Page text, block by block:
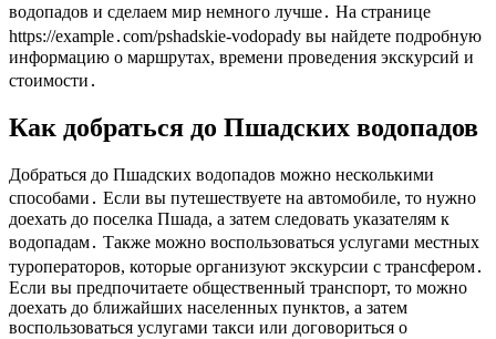
водопадов и сделаем мир немного лучше․ На странице
https://example․com/pshadskie-vodopady вы найдете подробную
информацию о маршрутах, времени проведения экскурсий и
стоимости․
Как добраться до Пшадских водопадов
Добраться до Пшадских водопадов можно несколькими
способами․ Если вы путешествуете на автомобиле, то нужно
доехать до поселка Пшада, а затем следовать указателям к
водопадам․ Также можно воспользоваться услугами местных
туроператоров, которые организуют экскурсии с трансфером․
Если вы предпочитаете общественный транспорт, то можно
доехать до ближайших населенных пунктов, а затем
воспользоваться услугами такси или договориться о